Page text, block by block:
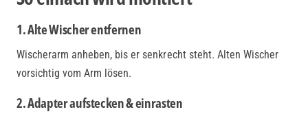
1. Alte Wischer entfernen
Wischerarm anheben, bis er senkrecht steht. Alten Wischer
vorsichtig vom Arm lösen.
2. Adapter aufstecken & einrasten